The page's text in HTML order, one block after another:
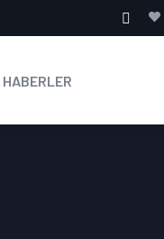
HABERLER